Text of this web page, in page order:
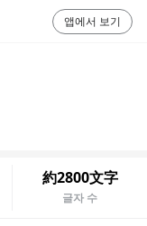
約2800文字
글자 수
앱에서 보기